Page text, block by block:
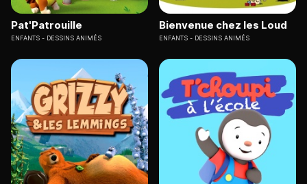
Pat'Patrouille
ENFANTS DESSINS ANIMÉS
Bienvenue chez les Loud
ENFANTS DESSINS ANIMÉS